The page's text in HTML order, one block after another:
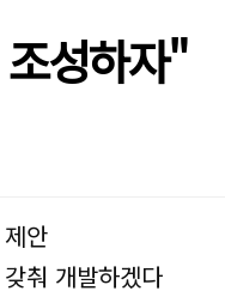
성하자"
안
춰 개발하겠다